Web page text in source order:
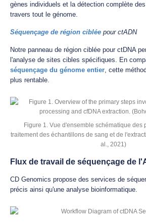
gènes individuels et la détection complète
travers tout le génome.
Séquençage de région ciblée pour ctADN
Notre panneau de région ciblée pour ctDNA
l'analyse de sites cibles spécifiques. En
séquençage du génome entier, cette
plus rentable.
Figure 1. Vue d'ensemble schématique des
traitement des échantillons de sang et de
al., 2021)
Flux de travail de séquençage de
CD Genomics propose des services de
précis ainsi qu'une analyse bioinformatique.